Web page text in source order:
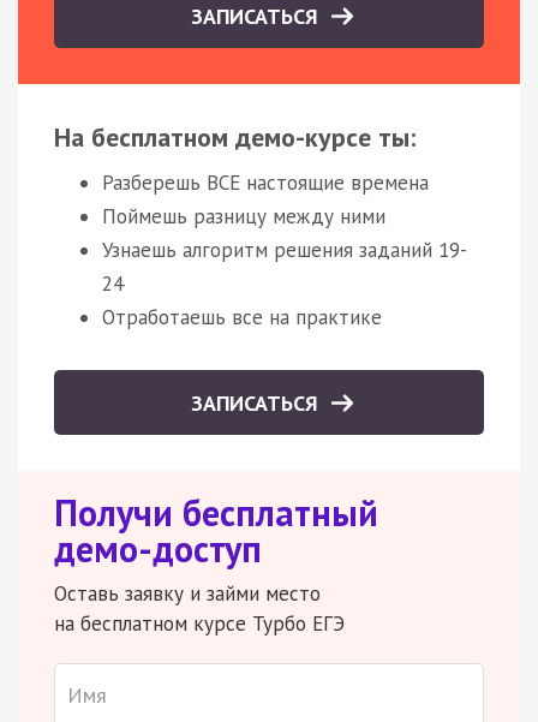
ЗАПИСАТЬСЯ
На бесплатном демо-курсе ты:
Разберешь ВСЕ настоящие времена
Поймешь разницу между ними
Узнаешь алгоритм решения заданий 19-
24
Отработаешь все на практике
ЗАПИСАТЬСЯ
Получи бесплатный
демо-доступ
Оставь заявку и займи место
на бесплатном курсе Турбо ЕГЭ